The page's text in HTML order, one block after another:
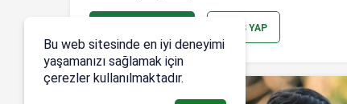
GIRIŞ YAP
Bu web sitesinde en iyi deneyimi
yaşamanızı sağlamak için
çerezler kullanılmaktadır.